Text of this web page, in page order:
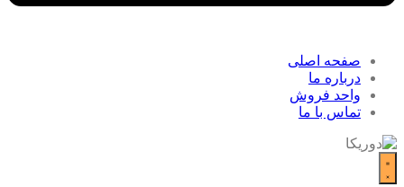
صفحه اصلی
درباره ما
واحد فروش
تماس با ما